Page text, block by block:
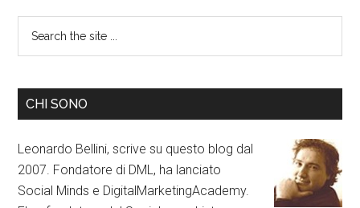
CHI SONO
Leonardo Bellini, scrive su questo blog dal
2007. Fondatore di DML, ha lanciato
Social Minds e DigitalMarketingAcademy.